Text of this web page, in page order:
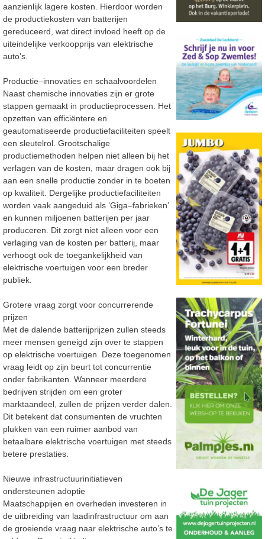
aanzienlijk lagere kosten. Hierdoor worden
de productiekosten van batterijen
gereduceerd, wat direct invloed heeft op de
uiteindelijke verkoopprijs van elektrische
auto’s.
Productie–innovaties en schaalvoordelen
Naast chemische innovaties zijn er grote
stappen gemaakt in productieprocessen. Het
opzetten van efficiëntere en
geautomatiseerde productiefaciliteiten speelt
een sleutelrol. Grootschalige
productiemethoden helpen niet alleen bij het
verlagen van de kosten, maar dragen ook bij
aan een snelle productie zonder in te boeten
op kwaliteit. Dergelijke productiefaciliteiten
worden vaak aangeduid als ‘Giga–fabrieken’
en kunnen miljoenen batterijen per jaar
produceren. Dit zorgt niet alleen voor een
verlaging van de kosten per batterij, maar
verhoogt ook de toegankelijkheid van
elektrische voertuigen voor een breder
publiek.
Grotere vraag zorgt voor concurrerende
prijzen
Met de dalende batterijprijzen zullen steeds
meer mensen geneigd zijn over te stappen
op elektrische voertuigen. Deze toegenomen
vraag leidt op zijn beurt tot concurrentie
onder fabrikanten. Wanneer meerdere
bedrijven strijden om een groter
marktaandeel, zullen de prijzen verder dalen.
Dit betekent dat consumenten de vruchten
plukken van een ruimer aanbod van
betaalbare elektrische voertuigen met steeds
betere prestaties.
Nieuwe infrastructuurinitiatieven
ondersteunen adoptie
Maatschappijen en overheden investeren in
de uitbreiding van laadinfrastructuur om aan
de groeiende vraag naar elektrische auto’s te